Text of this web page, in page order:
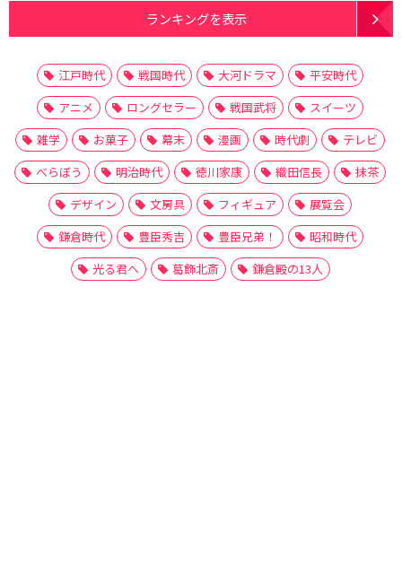
ランキングを表示
江戸時代 戦国時代 大河ドラマ
平安時代
アニメ
ロングセラー 戦国武将
スイーツ
雑学
お菓子 幕末 漫画 時代劇
テレビ
べらぼう
明治時代 徳川家康 織田信長
抹茶
デザイン
文房具 フィギュア
展覧会
鎌倉時代
豊臣秀吉 豊臣兄弟！
昭和時代
光る君へ
葛飾北斎 鎌倉殿の13人